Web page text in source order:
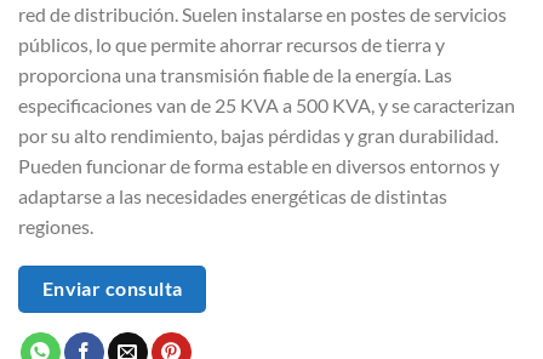
red de distribución. Suelen instalarse en postes de servicios
públicos, lo que permite ahorrar recursos de tierra y
proporciona una transmisión fiable de la energía. Las
especificaciones van de 25 KVA a 500 KVA, y se caracterizan
por su alto rendimiento, bajas pérdidas y gran durabilidad.
Pueden funcionar de forma estable en diversos entornos y
adaptarse a las necesidades energéticas de distintas
regiones.
Enviar consulta